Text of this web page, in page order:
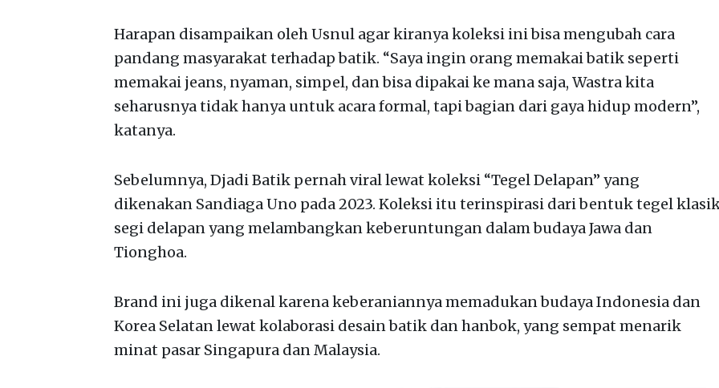
Harapan disampaikan oleh Usnul agar kiranya koleksi ini bisa mengubah cara
pandang masyarakat terhadap batik. “Saya ingin orang memakai batik seperti
memakai jeans, nyaman, simpel, dan bisa dipakai ke mana saja, Wastra kita
seharusnya tidak hanya untuk acara formal, tapi bagian dari gaya hidup modern”,
katanya.
Sebelumnya, Djadi Batik pernah viral lewat koleksi “Tegel Delapan” yang
dikenakan Sandiaga Uno pada 2023. Koleksi itu terinspirasi dari bentuk tegel
segi delapan yang melambangkan keberuntungan dalam budaya Jawa dan
Tionghoa.
Brand ini juga dikenal karena keberaniannya memadukan budaya Indonesia dan
Korea Selatan lewat kolaborasi desain batik dan hanbok, yang sempat menarik
minat pasar Singapura dan Malaysia.